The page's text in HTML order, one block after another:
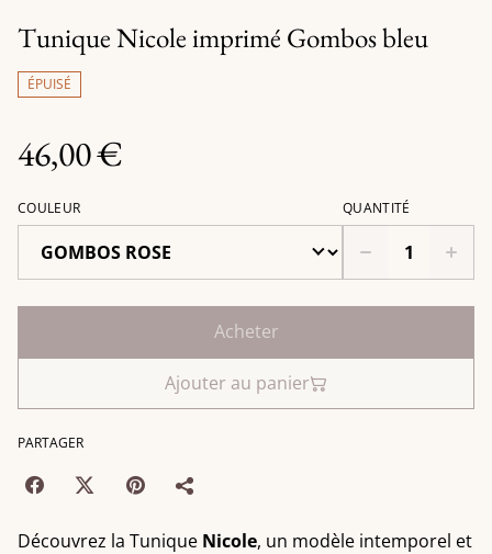
Tunique Nicole imprimé Gombos bleu
ÉPUISÉ
46,00 €
COULEUR QUANTITÉ
Acheter
Ajouter au panier
PARTAGER
Découvrez la Tunique Nicole, un modèle intemporel et